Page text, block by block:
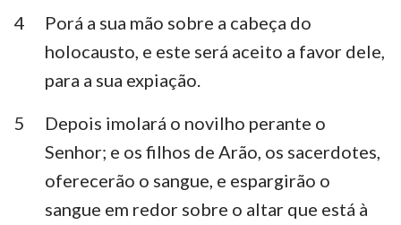
Habacuque Sofonias
Ageu Zacarias
Malaquias
4
Porá a sua mão sobre a cabeça do
holocausto, e este será aceito a favor dele,
para a sua expiação.
5
Depois imolará o novilho perante o
Senhor; e os filhos de Arão, os sacerdotes,
oferecerão o sangue, e espargirão o
sangue em redor sobre o altar que está à